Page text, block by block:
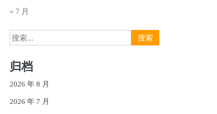
« 7 月
搜
索：
归档
2026 年 8 月
2026 年 7 月